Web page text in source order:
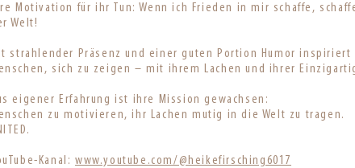
Motivation für ihr Tun: Wenn ich Frieden in mir schaffe,
Welt!
strahlender Präsenz und einer guten Portion Humor
sich zu zeigen – mit ihrem Lachen und ihrer
eigener Erfahrung ist ihre Mission gewachsen:
zu motivieren, ihr Lachen mutig in die Welt zu tragen.
Kanal: www.youtube.com/@heikefirsching6017